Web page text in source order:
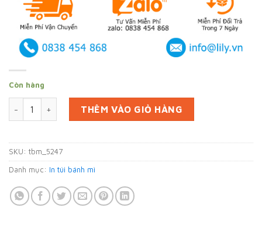
Còn hàng
In 80000 túi đựng bánh mì ở Đồng Nai (mã tbm_5247) giấy
THÊM VÀO GIỎ HÀNG
SKU: tbm_5247
Danh mục: In túi bánh mì